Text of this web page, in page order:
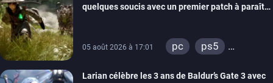
quelques soucis avec un premier patch à paraître
05 août 2026 à 17:01 pc
ps5
Larian célèbre les 3 ans de Baldur’s Gate 3 avec